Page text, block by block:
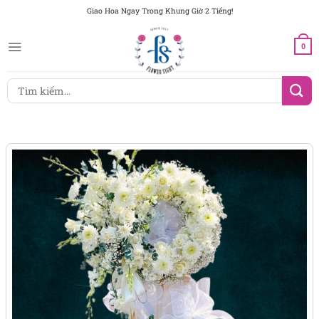
dung
Giao Hoa Ngay Trong Khung Giờ 2 Tiếng!
0
Tìm
kiếm: